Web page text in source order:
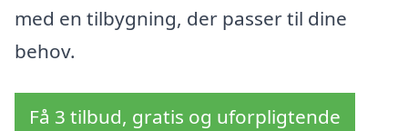
med en tilbygning, der passer til dine
behov.
Få 3 tilbud, gratis og uforpligtende